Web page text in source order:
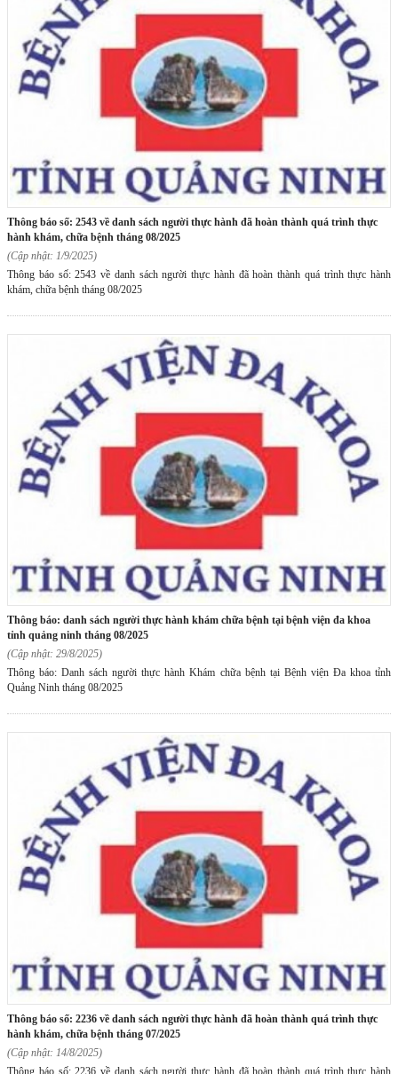
thông báo số: 2543 về danh sách người thực hành đã hoàn thành quá trình thực
hành khám, chữa bệnh tháng 08/2025
(Cập nhật: 1/9/2025)
Thông báo số: 2543 về danh sách người thực hành đã hoàn thành quá trình thực hành
khám, chữa bệnh tháng 08/2025
thông báo: danh sách người thực hành khám chữa bệnh tại bệnh viện đa khoa
tỉnh quảng ninh tháng 08/2025
(Cập nhật: 29/8/2025)
Thông báo: Danh sách người thực hành Khám chữa bệnh tại Bệnh viện Đa khoa tỉnh
Quảng Ninh tháng 08/2025
thông báo số: 2236 về danh sách người thực hành đã hoàn thành quá trình thực
hành khám, chữa bệnh tháng 07/2025
(Cập nhật: 14/8/2025)
Thông báo số: 2236 về danh sách người thực hành đã hoàn thành quá trình thực hành